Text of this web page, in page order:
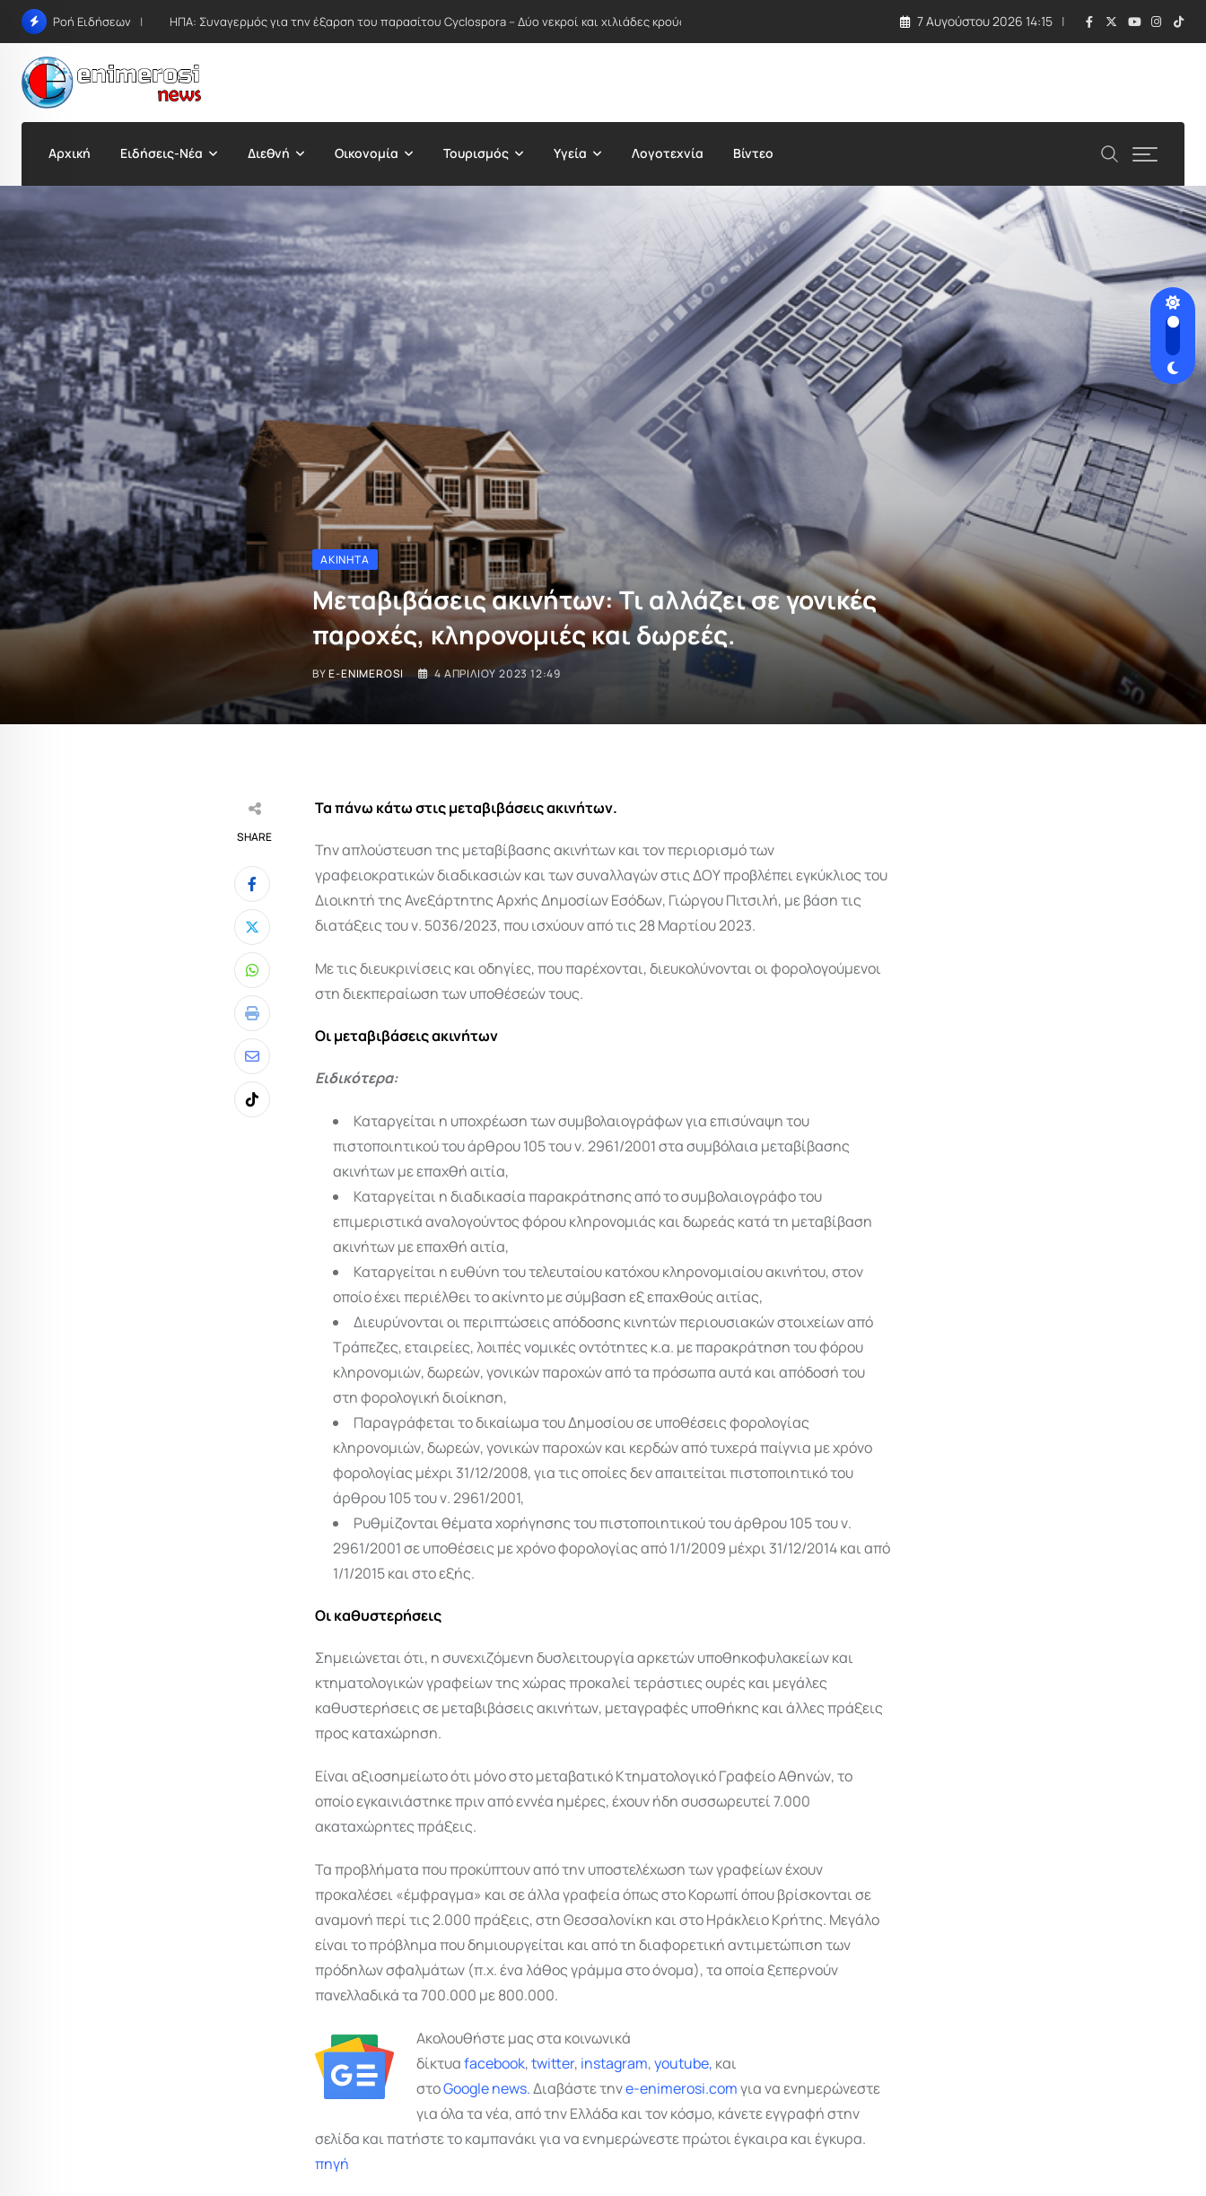
Skip
content
Ροή Ειδήσεων ΗΠΑ: Συναγερμός για την έξαρση του παρασίτου Cyclospora – Δύο νεκροί και χιλιάδες κρούσματα σε δεκάδες Πολιτείες 7 Αυγούστου 2026 14:15
Αρχική Ειδήσεις-Νέα Διεθνή Οικονομία Τουρισμός Υγεία Λογοτεχνία Βίντεο
ΑΚΊΝΗΤΑ
Μεταβιβάσεις ακινήτων: Τι αλλάζει σε γονικές
παροχές, κληρονομιές και δωρεές.
BYE-ENIMEROSI 4 ΑΠΡΙΛΊΟΥ 2023 12:49
SHARE
Whatsapp
Print
Share
via
Email
Tiktok
Τα πάνω κάτω στις μεταβιβάσεις ακινήτων.
Την απλούστευση της μεταβίβασης ακινήτων και τον περιορισμό των
γραφειοκρατικών διαδικασιών και των συναλλαγών στις ΔΟΥ προβλέπει εγκύκλιος του
Διοικητή της Ανεξάρτητης Αρχής Δημοσίων Εσόδων, Γιώργου Πιτσιλή, με βάση τις
διατάξεις του ν. 5036/2023, που ισχύουν από τις 28 Μαρτίου 2023.
Με τις διευκρινίσεις και οδηγίες, που παρέχονται, διευκολύνονται οι φορολογούμενοι
στη διεκπεραίωση των υποθέσεών τους.
Οι μεταβιβάσεις ακινήτων
Ειδικότερα:
Καταργείται η υποχρέωση των συμβολαιογράφων για επισύναψη του
πιστοποιητικού του άρθρου 105 του ν. 2961/2001 στα συμβόλαια μεταβίβασης
ακινήτων με επαχθή αιτία,
Καταργείται η διαδικασία παρακράτησης από το συμβολαιογράφο του
επιμεριστικά αναλογούντος φόρου κληρονομιάς και δωρεάς κατά τη μεταβίβαση
ακινήτων με επαχθή αιτία,
Καταργείται η ευθύνη του τελευταίου κατόχου κληρονομιαίου ακινήτου, στον
οποίο έχει περιέλθει το ακίνητο με σύμβαση εξ επαχθούς αιτίας,
Διευρύνονται οι περιπτώσεις απόδοσης κινητών περιουσιακών στοιχείων από
Τράπεζες, εταιρείες, λοιπές νομικές οντότητες κ.α. με παρακράτηση του φόρου
κληρονομιών, δωρεών, γονικών παροχών από τα πρόσωπα αυτά και απόδοσή του
στη φορολογική διοίκηση,
Παραγράφεται το δικαίωμα του Δημοσίου σε υποθέσεις φορολογίας
κληρονομιών, δωρεών, γονικών παροχών και κερδών από τυχερά παίγνια με χρόνο
φορολογίας μέχρι 31/12/2008, για τις οποίες δεν απαιτείται πιστοποιητικό του
άρθρου 105 του ν. 2961/2001,
Ρυθμίζονται θέματα χορήγησης του πιστοποιητικού του άρθρου 105 του ν.
2961/2001 σε υποθέσεις με χρόνο φορολογίας από 1/1/2009 μέχρι 31/12/2014 και από
1/1/2015 και στο εξής.
Οι καθυστερήσεις
Σημειώνεται ότι, η συνεχιζόμενη δυσλειτουργία αρκετών υποθηκοφυλακείων και
κτηματολογικών γραφείων της χώρας προκαλεί τεράστιες ουρές και μεγάλες
καθυστερήσεις σε μεταβιβάσεις ακινήτων, μεταγραφές υποθήκης και άλλες πράξεις
προς καταχώρηση.
Είναι αξιοσημείωτο ότι μόνο στο μεταβατικό Κτηματολογικό Γραφείο Αθηνών, το
οποίο εγκαινιάστηκε πριν από εννέα ημέρες, έχουν ήδη συσσωρευτεί 7.000
ακαταχώρητες πράξεις.
Τα προβλήματα που προκύπτουν από την υποστελέχωση των γραφείων έχουν
προκαλέσει «έμφραγμα» και σε άλλα γραφεία όπως στο Κορωπί όπου βρίσκονται σε
αναμονή περί τις 2.000 πράξεις, στη Θεσσαλονίκη και στο Ηράκλειο Κρήτης. Μεγάλο
είναι το πρόβλημα που δημιουργείται και από τη διαφορετική αντιμετώπιση των
πρόδηλων σφαλμάτων (π.χ. ένα λάθος γράμμα στο όνομα), τα οποία ξεπερνούν
πανελλαδικά τα 700.000 με 800.000.
Ακολουθήστε μας στα κοινωνικά
δίκτυαfacebook,twitter, instagram,youtube, και
στοGooglenews.Διαβάστε τηνe-enimerosi.comγια να ενημερώνεστε
για όλα τα νέα, από την Ελλάδα και τον κόσμο, κάνετε εγγραφή στην
σελίδα και πατήστε το καμπανάκι για να ενημερώνεστε πρώτοι έγκαιρα και έγκυρα.
πηγή